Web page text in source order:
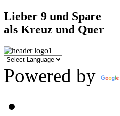
Lieber 9 und Spare
als Kreuz und Quer
Powered by